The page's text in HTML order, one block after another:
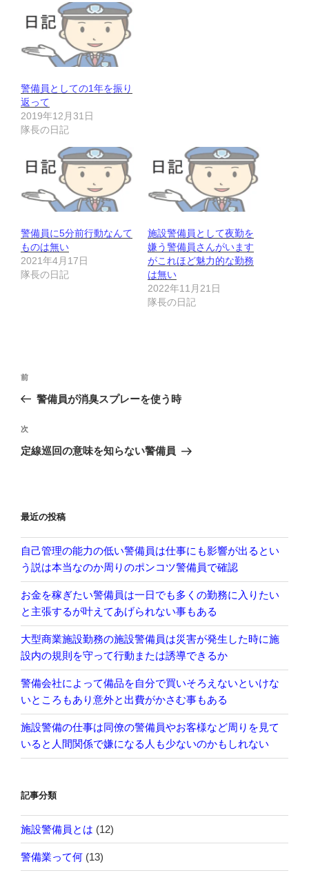
警備員としての1年を振り
返って
2019年12月31日
隊長の日記
警備員に5分前行動なんて
ものは無い
2021年4月17日
隊長の日記
施設警備員として夜勤を
嫌う警備員さんがいます
がこれほど魅力的な勤務
は無い
2022年11月21日
隊長の日記
投
ナ
ビ
ゲ
ン
前
の
稿
前
警備員が消臭スプレーを使う時
次
の
次
定線巡回の意味を知らない警備員
最近の投稿
自己管理の能力の低い警備員は仕事にも影響が出るとい
う説は本当なのか周りのポンコツ警備員で確認
お金を稼ぎたい警備員は一日でも多くの勤務に入りたい
と主張するが叶えてあげられない事もある
大型商業施設勤務の施設警備員は災害が発生した時に施
設内の規則を守って行動または誘導できるか
警備会社によって備品を自分で買いそろえないといけな
いところもあり意外と出費がかさむ事もある
施設警備の仕事は同僚の警備員やお客様など周りを見て
いると人間関係で嫌になる人も少ないのかもしれない
記事分類
施設警備員とは (12)
警備業って何 (13)